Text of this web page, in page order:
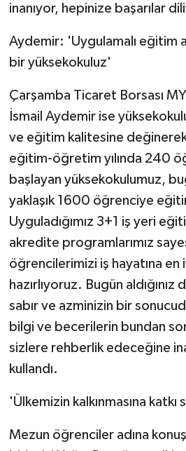
inanıyor, hepinize başarılar
Aydemir: 'Uygulamalı eğitim
bir yüksekokuluz'
Çarşamba Ticaret Borsası
İsmail Aydemir ise
ve eğitim kalitesine
eğitim-öğretim yılında 240
başlayan yüksekokulumuz,
yaklaşık 1600 öğrenciye
Uyguladığımız 3+1 iş yeri
akredite programlarımız
öğrencilerimizi iş hayatına en
hazırlıyoruz. Bugün
sabır ve azminizin bir
bilgi ve becerilerin bundan
sizlere rehberlik edeceğine
kullandı.
'Ülkemizin kalkınmasına katkı
Mezun öğrenciler adına